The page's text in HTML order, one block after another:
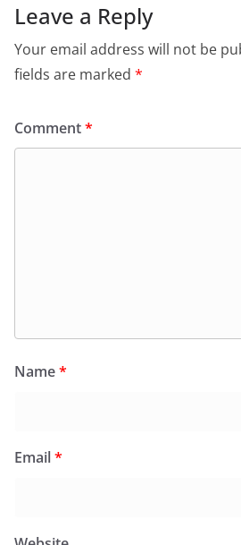
Leave a Reply
Your email address will not be
fields are marked *
Comment*
Name*
Email*